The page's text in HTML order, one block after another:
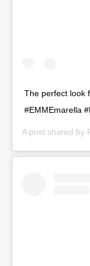
The perfect look
#EMMEmarella
A post shared by